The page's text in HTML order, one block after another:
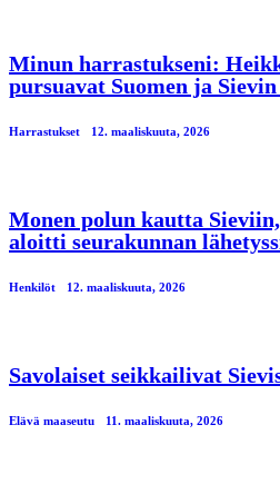
Minun harrastukseni:
pursuavat Suomen ja
Harrastukset 12. maaliskuuta, 2026
Monen polun kautta
aloitti seurakunnan
Henkilöt 12. maaliskuuta, 2026
Savolaiset seikkailivat
Elävä maaseutu 11. maaliskuuta, 2026